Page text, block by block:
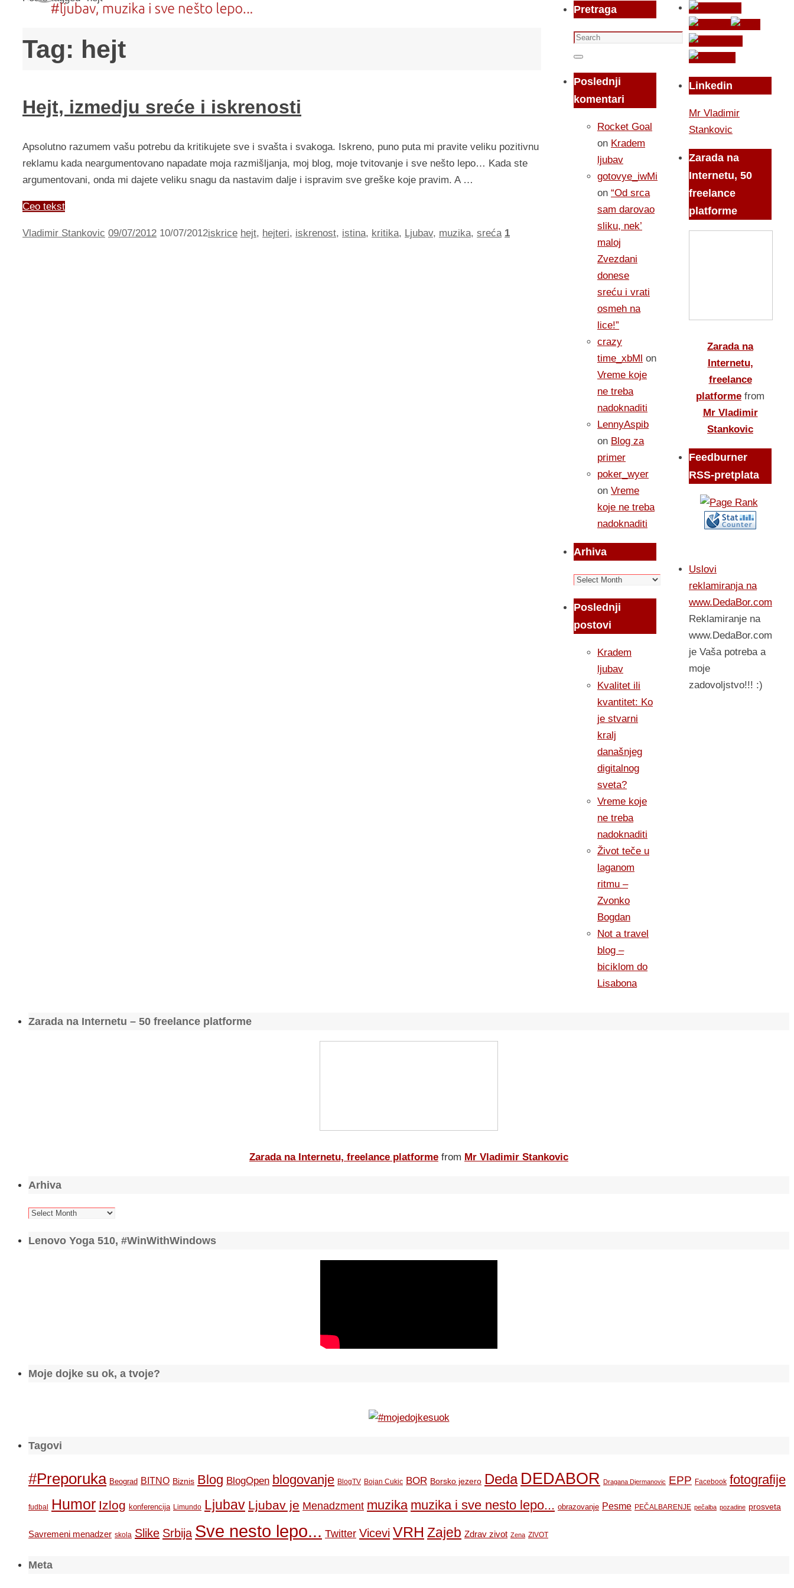
Tag: hejt
Hejt, izmedju sreće i iskrenosti
Apsolutno razumem vašu potrebu da kritikujete sve i svašta i svakoga. Iskreno, puno puta mi pravite veliku pozitivnu
reklamu kada neargumentovano napadate moja razmišljanja, moj blog, moje tvitovanje i sve nešto lepo… Kada ste
argumentovani, onda mi dajete veliku snagu da nastavim dalje i ispravim sve greške koje pravim. A …
Ceo tekst
Vladimir Stankovic 09/07/2012 10/07/2012iskrice hejt, hejteri, iskrenost, istina, kritika, Ljubav, muzika, sreća 1
Pretraga
Search
for:
Search
Poslednji
komentari
Rocket Goal
on Kradem
ljubav
gotovye_iwMi
on “Od srca
sam darovao
sliku, nek’
maloj
Zvezdani
donese
sreću i vrati
osmeh na
lice!”
crazy
time_xbMl on
Vreme koje
ne treba
nadoknaditi
LennyAspib
on Blog za
primer
poker_wyer
on Vreme
koje ne treba
nadoknaditi
Arhiva
Arhiva
Poslednji
postovi
Kradem
ljubav
Kvalitet ili
kvantitet: Ko
je stvarni
kralj
današnjeg
digitalnog
sveta?
Vreme koje
ne treba
nadoknaditi
Život teče u
laganom
ritmu –
Zvonko
Bogdan
Not a travel
blog –
biciklom do
Lisabona
Linkedin
Mr Vladimir
Stankovic
Zarada na
Internetu, 50
freelance
platforme
Zarada na
Internetu,
freelance
platforme from
Mr Vladimir
Stankovic
Feedburner
RSS-pretplata
Uslovi
reklamiranja na
www.DedaBor.com
Reklamiranje na
www.DedaBor.com
je Vaša potreba a
moje
zadovoljstvo!!! :)
Zarada na Internetu – 50 freelance platforme
Zarada na Internetu, freelance platforme from Mr Vladimir Stankovic
Arhiva
Arhiva
Lenovo Yoga 510, #WinWithWindows
Moje dojke su ok, a tvoje?
Tagovi
#Preporuka Beograd BITNO Biznis Blog BlogOpen blogovanje BlogTV Bojan Cukic BOR Borsko jezero Deda DEDABOR Dragana Djermanovic EPP Facebook fotografije
fudbal Humor Izlog konferencija Limundo Ljubav Ljubav je Menadzment muzika muzika i sve nesto lepo... obrazovanje Pesme PEČALBARENJE pečalba pozadine prosveta
Savremeni menadzer skola Slike Srbija Sve nesto lepo... Twitter Vicevi VRH Zajeb Zdrav zivot Zena ZIVOT
Meta